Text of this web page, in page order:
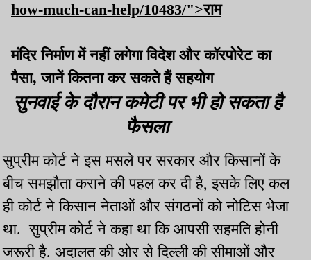
how-much-can-help/10483/">राम
मंदिर निर्माण में नहीं लगेगा विदेश और कॉरपोरेट का
पैसा, जानें कितना कर सकते हैं सहयोग
सुनवाई के दौरान कमेटी पर भी हो सकता है
फैसला
सुप्रीम कोर्ट ने इस मसले पर सरकार और किसानों के
बीच समझौता कराने की पहल कर दी है, इसके लिए कल
ही कोर्ट ने किसान नेताओं और संगठनों को नोटिस भेजा
था. सुप्रीम कोर्ट ने कहा था कि आपसी सहमति होनी
जरूरी है. अदालत की ओर से दिल्ली की सीमाओं और